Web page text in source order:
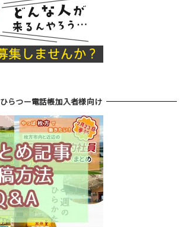
ひらつー電話帳加入者様向け